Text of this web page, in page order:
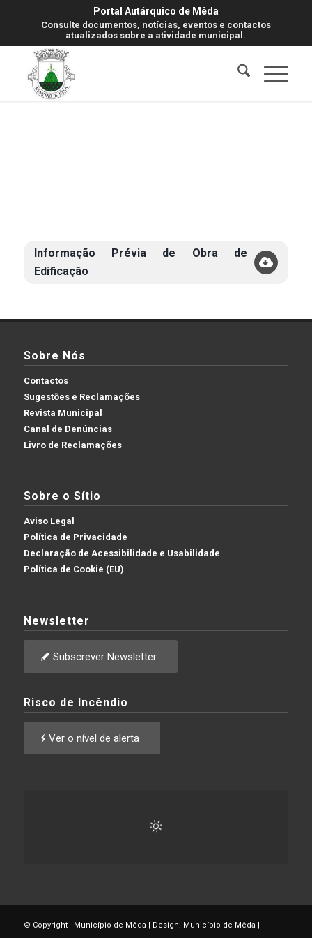
Portal Autárquico de Mêda
Consulte documentos, notícias, eventos e contactos
atualizados sobre a atividade municipal.
Informação Prévia de Obra de
Edificação
Sobre Nós
Contactos
Sugestões e Reclamações
Revista Municipal
Canal de Denúncias
Livro de Reclamações
Sobre o Sítio
Aviso Legal
Política de Privacidade
Declaração de Acessibilidade e Usabilidade
Política de Cookie (EU)
Newsletter
Subscrever Newsletter
Risco de Incêndio
Ver o nível de alerta
© Copyright - Município de Mêda | Design: Município de Mêda |